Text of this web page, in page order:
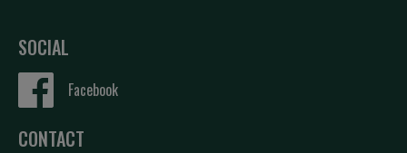
SOCIAL
Facebook
CONTACT